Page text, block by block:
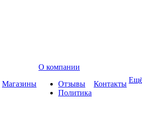
Магазины
О компании
Отзывы
Политика
Контакты